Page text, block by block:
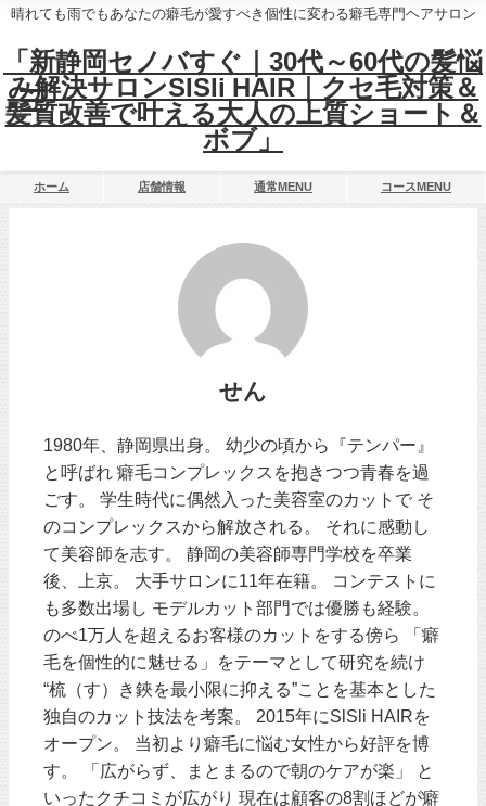
晴れても雨でもあなたの癖毛が愛すべき個性に変わる癖毛専門ヘアサロン
「新静岡セノバすぐ｜30代～60代の髪悩
み解決サロンSISIi HAIR｜クセ毛対策＆
髪質改善で叶える大人の上質ショート＆
ボブ」
ホーム 店舗情報 通常MENU コースMENU
せん
1980年、静岡県出身。 幼少の頃から『テンパー』
と呼ばれ 癖毛コンプレックスを抱きつつ青春を過
ごす。 学生時代に偶然入った美容室のカットで そ
のコンプレックスから解放される。 それに感動し
て美容師を志す。 静岡の美容師専門学校を卒業
後、上京。 大手サロンに11年在籍。 コンテストに
も多数出場し モデルカット部門では優勝も経験。
のべ1万人を超えるお客様のカットをする傍ら 「癖
毛を個性的に魅せる」をテーマとして研究を続け
“梳（す）き鋏を最小限に抑える”ことを基本とした
独自のカット技法を考案。 2015年にSlSli HAIRを
オープン。 当初より癖毛に悩む女性から好評を博
す。 「広がらず、まとまるので朝のケアが楽」 と
いったクチコミが広がり 現在は顧客の8割ほどが癖